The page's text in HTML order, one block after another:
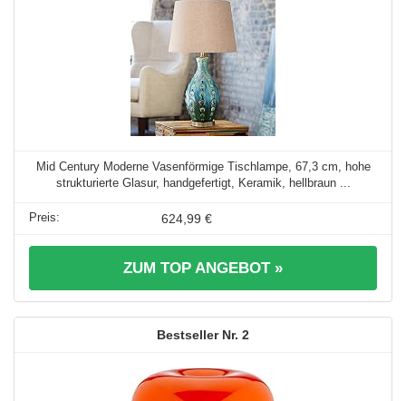
Mid Century Moderne Vasenförmige Tischlampe, 67,3 cm, hohe
strukturierte Glasur, handgefertigt, Keramik, hellbraun ...
624,99 €
ZUM TOP ANGEBOT »
2